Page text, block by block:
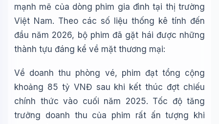
mạnh mẽ của dòng phim gia đình tại thị trường
Việt Nam. Theo các số liệu thống kê tính đến
đầu năm 2026, bộ phim đã gặt hái được những
thành tựu đáng kể về mặt thương mại:
Về doanh thu phòng vé, phim đạt tổng cộng
khoảng 85 tỷ VNĐ sau khi kết thúc đợt chiếu
chính thức vào cuối năm 2025. Tốc độ tăng
trưởng doanh thu của phim rất ấn tượng khi